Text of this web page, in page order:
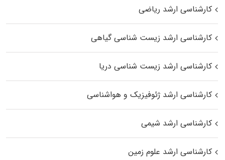
کارشناسی ارشد ریاضی
کارشناسی ارشد زیست‌ شناسی گیاهی
کارشناسی ارشد زیست‌ شناسی دریا
کارشناسی ارشد ژئوفیزیک و هواشناسی
کارشناسی ارشد شیمی
کارشناسی ارشد علوم زمین